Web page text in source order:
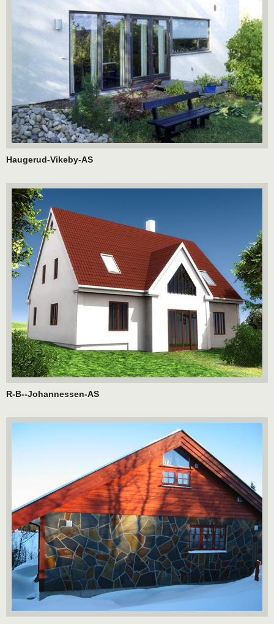
Haugerud-Vikeby-AS
R-B--Johannessen-AS